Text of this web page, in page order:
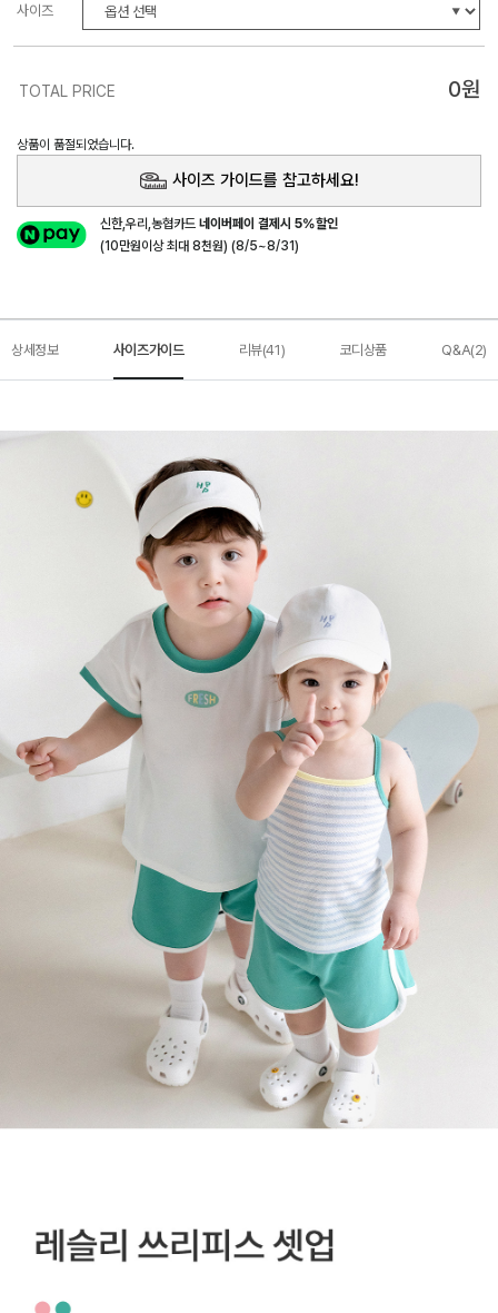
사이즈
TOTAL PRICE 0원
상품이 품절되었습니다.
사이즈 가이드를 참고하세요!
신한,우리,농협카드네이버페이 결제시 5%할인
(10만원이상 최대 8천원) (8/5~8/31)
상세정보 사이즈가이드 리뷰(41) 코디상품 Q&A(2)